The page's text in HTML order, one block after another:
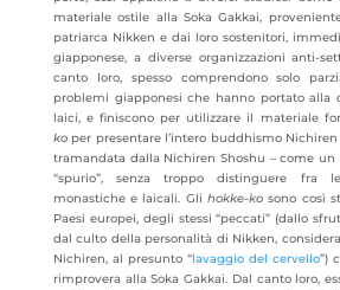
materiale ostile alla Soka Gakkai,
patriarca Nikken e dai loro sostenitori,
giapponese, a diverse organizzazioni anti-
canto loro, spesso comprendono solo
problemi giapponesi che hanno portato alla
laici, e finiscono per utilizzare il materiale
koper presentare l’intero buddhismo
tramandata dalla Nichiren Shoshu – come un
“spurio”, senza troppo distinguere fra
monastiche e laicali. Glihokke-ko sono così
Paesi europei, degli stessi “peccati” (dallo
dal culto della personalità di Nikken,
Nichiren, al presunto “lavaggio del cervello”)
rimprovera alla Soka Gakkai. Dal canto loro,